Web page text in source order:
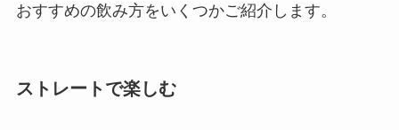
おすすめの飲み方をいくつかご紹介します。
ストレートで楽しむ